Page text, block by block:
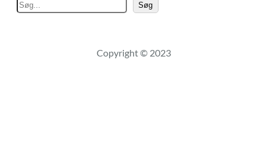
ø
Søg
Copyright © 2023